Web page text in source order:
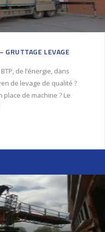
GRUTTAGE LEVAGE
de l’énergie, dans
de levage de qualité ?
de machine ? Le